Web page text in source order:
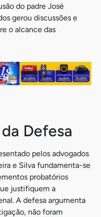
do padre José
gerou discussões e
o alcance das
Defesa
pelos advogados
e Silva fundamenta-se
probatórios
justifiquem a
A defesa argumenta
não foram